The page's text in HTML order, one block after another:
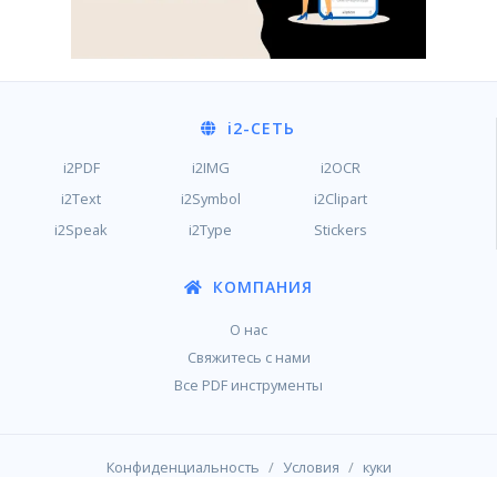
i2-СЕТЬ
i2PDF i2IMG
i2OCR
i2Text
i2Symbol
i2Clipart
i2Speak
i2Type Stickers
КОМПАНИЯ
О нас
Свяжитесь с нами
Все PDF инструменты
Конфиденциальность / Условия / куки